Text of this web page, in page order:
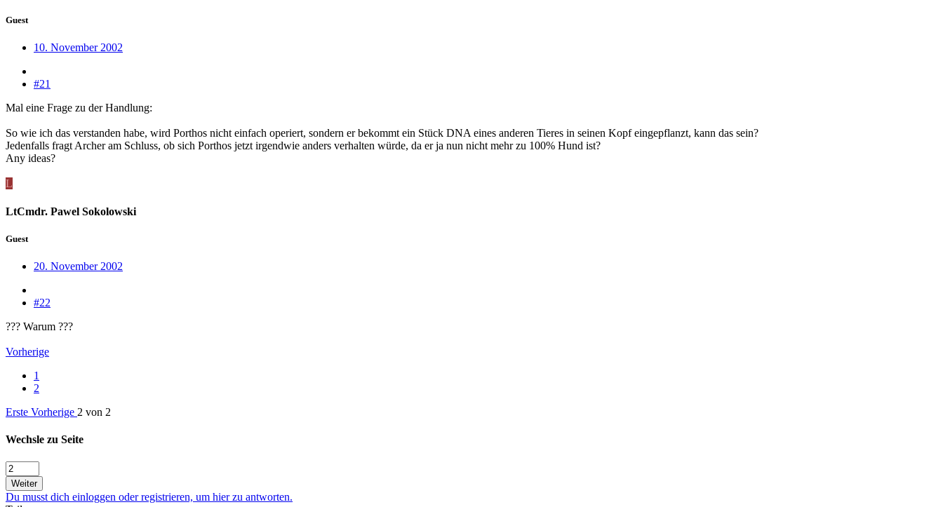
Guest
10. November 2002
#21
Mal eine Frage zu der Handlung:
So wie ich das verstanden habe, wird Porthos nicht einfach operiert, sondern er bekommt ein Stück DNA eines anderen Tieres in seinen Kopf eingepflanzt, kann das sein?
Jedenfalls fragt Archer am Schluss, ob sich Porthos jetzt irgendwie anders verhalten würde, da er ja nun nicht mehr zu 100% Hund ist?
Any ideas?
L
LtCmdr. Pawel Sokolowski
Guest
20. November 2002
#22
??? Warum ???
Vorherige
1
2
Erste Vorherige 2 von 2
Wechsle zu Seite
Weiter
Du musst dich einloggen oder registrieren, um hier zu antworten.